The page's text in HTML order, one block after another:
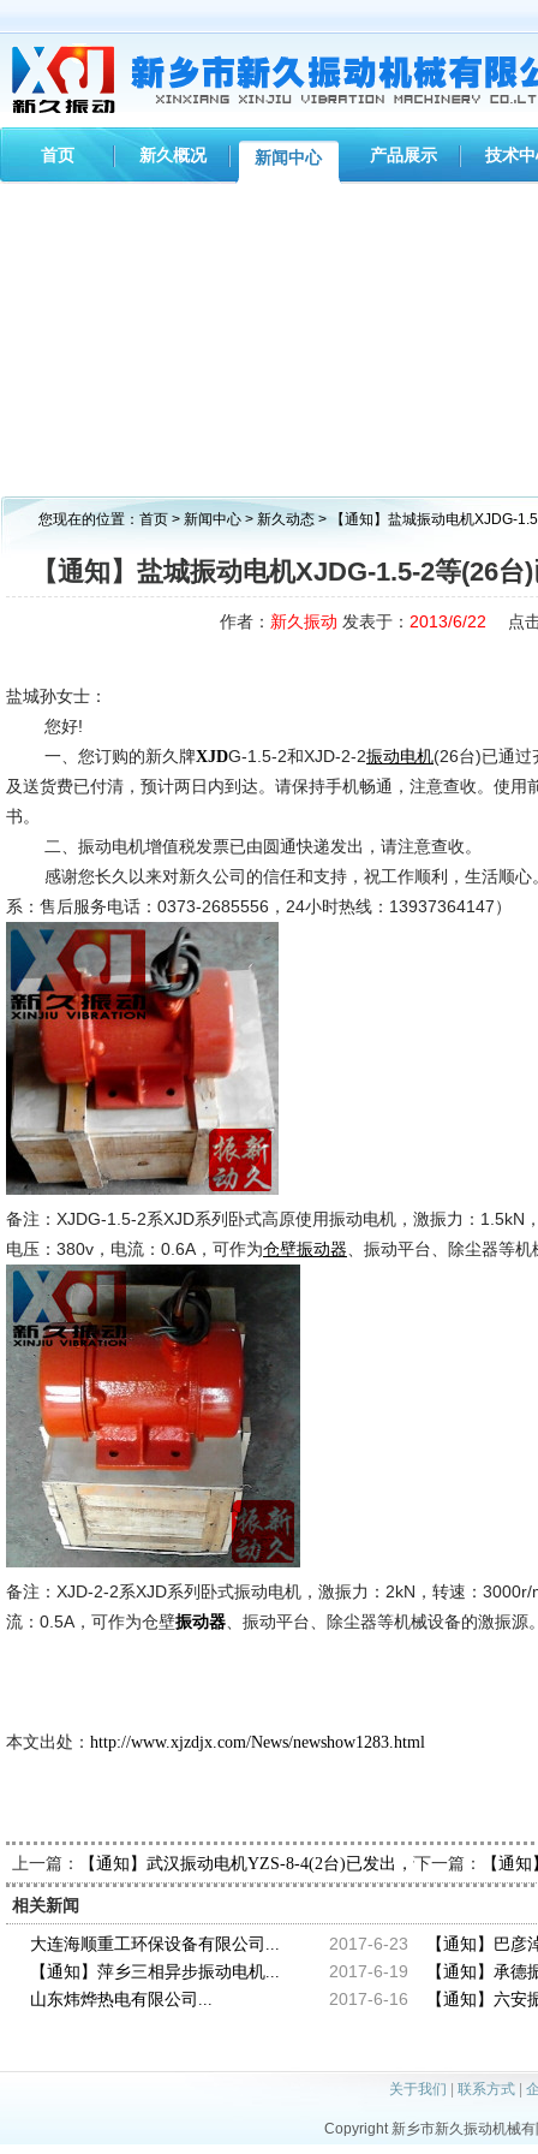
首页 新久概况 新闻中心 产品展示 技术
您现在的位置： 首页 > 新闻中心 > 新久动态 > 【通知】盐城振动电机XJDG-
【通知】盐城振动电机XJDG-1.5-2等(26
作者： 新久振动 发表于： 2013/6/22 点
盐城孙女士：
您好!
一、您订购的新久牌XJDG-1.5-2和XJD-2-2振动电机(26台)已通过
及送货费已付清，预计两日内到达。请保持手机畅通，注意查收。使用
书。
二、振动电机增值税发票已由圆通快递发出，请注意查收。
感谢您长久以来对新久公司的信任和支持，祝工作顺利，生活顺心
系：售后服务电话：0373-2685556，24小时热线：13937364147）
备注：XJDG-1.5-2系XJD系列卧式高原使用振动电机，激振力：1.5kN
电压：380v，电流：0.6A，可作为仓壁振动器 、振动平台、除尘器等
备注：XJD-2-2系XJD系列卧式振动电机，激振力：2kN，转速：
流：0.5A，可作为仓壁振动器 、振动平台、除尘器等机械设备的激振源
本文出处： http://www.xjzdjx.com/News/newshow1283.html
上一篇： 【通知】武汉振动电机YZS-8-4(2台)已发出，请王经理查收
下一篇： 【通
相关新闻
2017-6-23
大连海顺重工环保设备有限公司... 【通知】巴彦
2017-6-19
【通知】萍乡三相异步振动电机... 【通知】承德
2017-6-16
山东炜烨热电有限公司... 【通知】六安
关于我们 联系方式|
Copyright 新乡市新久振动机械